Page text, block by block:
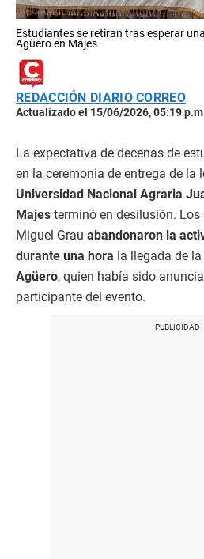
Estudiantes se retiran tras esperar
Agüero en Majes
REDACCIÓN DIARIO CORREO
Actualizado el 15/06/2026, 05:19
La expectativa de decenas de
en la ceremonia de entrega de la
Universidad Nacional Agraria
Majes terminó en desilusión.
Miguel Grau abandonaron la
durante una hora la llegada de
Agüero, quien había sido
participante del evento.